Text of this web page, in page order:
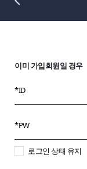
이미 가입회원일 경우
로그인 상태 유지